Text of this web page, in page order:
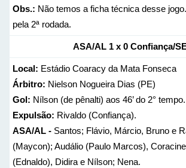
Obs.: Não temos a ficha técnica desse
pela 2ª rodada.
ASA/AL 1 x 0 Confiança/
Local: Estádio Coaracy da Mata Fonseca
Árbitro: Nielson Nogueira Dias (PE)
Gol: Nílson (de pênalti) aos 46’ do 2° tempo.
Expulsão: Rivaldo (Confiança).
ASA/AL - Santos; Flávio, Márcio, Bruno e
(Maycon); Audálio (Paulo Marcos),
(Ednaldo), Didira e Nílson; Nena.